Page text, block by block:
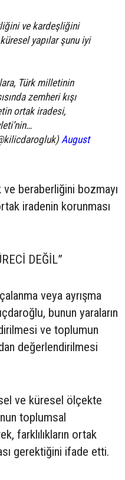
ve kardeşliğini
yapılar şunu iyi
Türk milletinin
zemheri kışı
ortak iradesi,
August
ve beraberliğini bozmayı
iradenin korunması
DEĞİL”
veya ayrışma
bunun yaraların
ve toplumun
değerlendirilmesi
ve küresel ölçekte
toplumsal
farklılıkların ortak
gerektiğini ifade etti.